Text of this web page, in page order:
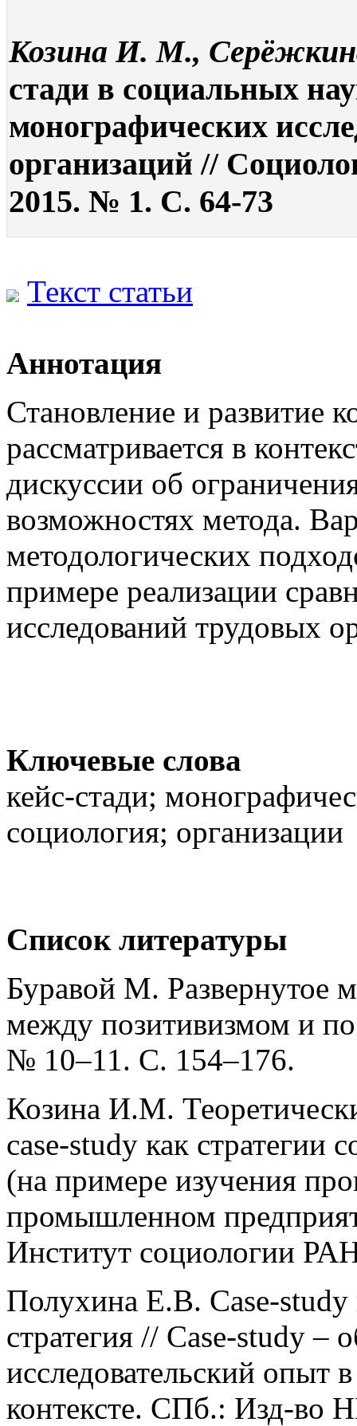
Козина И. М.,
стади в социальных
монографических
организаций //
2015. № 1. С. 64-73
Текст статьи
Аннотация
Становление и развитие
рассматривается в
дискуссии об
возможностях метода.
методологических
примере реализации
исследований трудовых
Ключевые слова
кейс-стади;
социология; организации
Список литературы
Буравой М. Развернутое
между позитивизмом и
№ 10–11. С. 154–176.
Козина И.М.
case-study как стратегии
(на примере изучения
промышленном
Институт социологии
Полухина Е.В. Case-study
стратегия // Case-study –
исследовательский
контексте. СПб.: Изд-